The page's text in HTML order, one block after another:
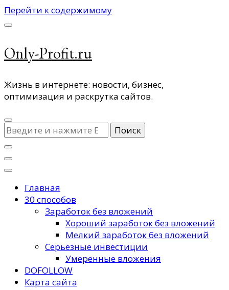
Перейти к содержимому
Only-Profit.ru
Жизнь в интернете: новости, бизнес,
оптимизация и раскрутка сайтов.
Ищите
что-
то?
Главная
30 способов
Заработок без вложений
Хороший заработок без вложений
Мелкий заработок без вложений
Серьезные инвестиции
Умеренные вложения
DOFOLLOW
Карта сайта